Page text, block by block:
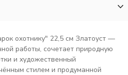
охотнику" 22,5 см Златоуст —
работы, сочетает природную
и художественный
стилем и продуманной